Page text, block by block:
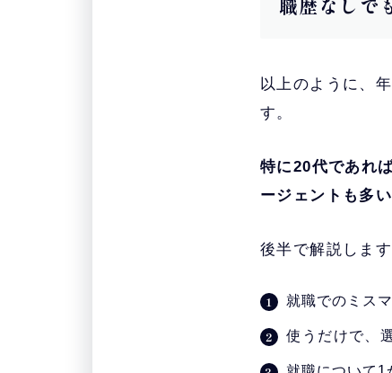
以上のように、
す。
特に20代であれ
ージェントも多い
後半で解説しま
就職でのミス
使うだけで、